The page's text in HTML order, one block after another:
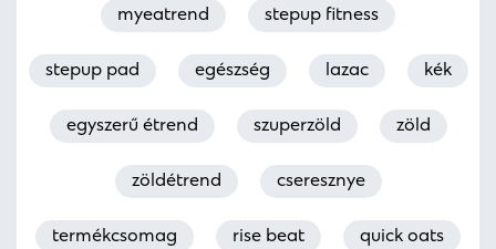
myeatrend stepup fitness
stepup pad egészség lazac kék
egyszerű étrend szuperzöld zöld
zöldétrend cseresznye
termékcsomag rise beat quick oats